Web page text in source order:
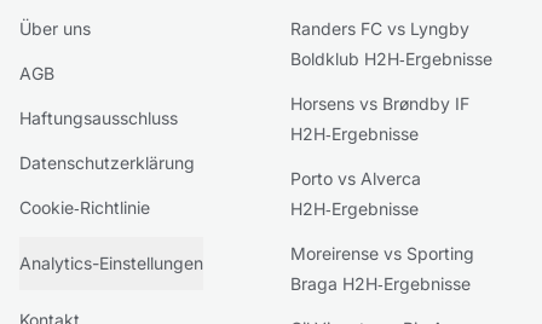
Über uns
AGB
Haftungsausschluss
Datenschutzerklärung
Cookie‑Richtlinie
Analytics-Einstellungen
Kontakt
Randers FC vs Lyngby
Boldklub H2H‑Ergebnisse
Horsens vs Brøndby IF
H2H‑Ergebnisse
Porto vs Alverca
H2H‑Ergebnisse
Moreirense vs Sporting
Braga H2H‑Ergebnisse